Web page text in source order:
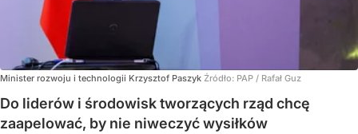
Minister rozwoju i technologii Krzysztof Paszyk Źródło: PAP / Rafał Guz
Do liderów i środowisk tworzących rząd chcę
zaapelować, by nie niweczyć wysiłków